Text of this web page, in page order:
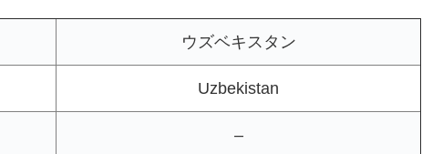
ウズベキスタン
Uzbekistan
–